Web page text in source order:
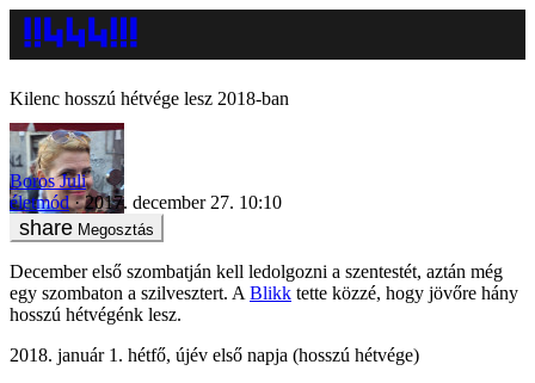
Kilenc hosszú hétvége lesz 2018-ban
Boros Juli
életmód
2017. december 27. 10:10
Megosztás
December első szombatján kell ledolgozni a szentestét, aztán még
egy szombaton a szilvesztert. A Blikk tette közzé, hogy jövőre hány
hosszú hétvégénk lesz.
2018. január 1. hétfő, újév első napja (hosszú hétvége)